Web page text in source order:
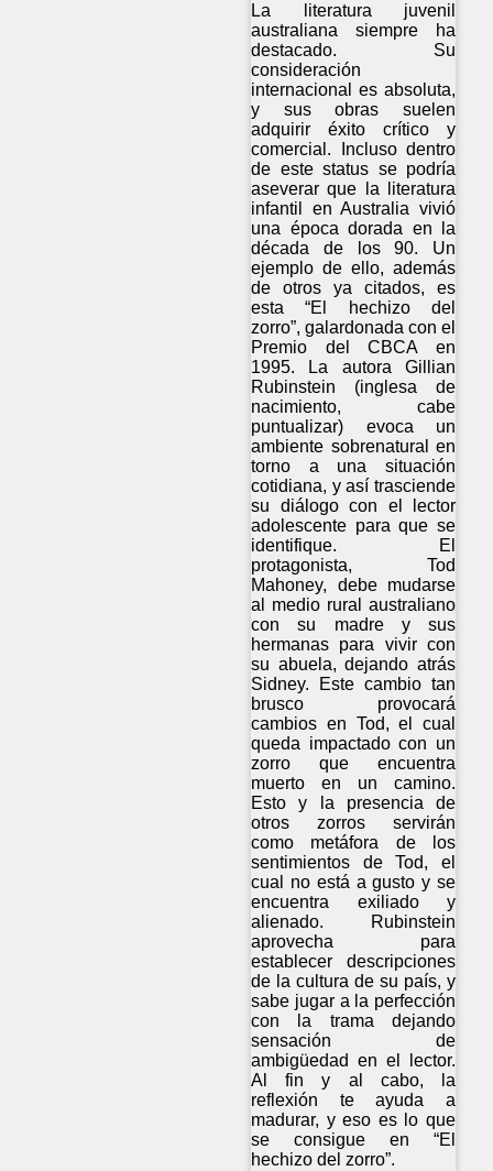
La literatura juvenil
australiana siempre ha
destacado. Su
consideración
internacional es absoluta,
y sus obras suelen
adquirir éxito crítico y
comercial. Incluso dentro
de este status se podría
aseverar que la literatura
infantil en Australia vivió
una época dorada en la
década de los 90. Un
ejemplo de ello, además
de otros ya citados, es
esta “El hechizo del
zorro”, galardonada con el
Premio del CBCA en
1995. La autora Gillian
Rubinstein (inglesa de
nacimiento, cabe
puntualizar) evoca un
ambiente sobrenatural en
torno a una situación
cotidiana, y así trasciende
su diálogo con el lector
adolescente para que se
identifique. El
protagonista, Tod
Mahoney, debe mudarse
al medio rural australiano
con su madre y sus
hermanas para vivir con
su abuela, dejando atrás
Sidney. Este cambio tan
brusco provocará
cambios en Tod, el cual
queda impactado con un
zorro que encuentra
muerto en un camino.
Esto y la presencia de
otros zorros servirán
como metáfora de los
sentimientos de Tod, el
cual no está a gusto y se
encuentra exiliado y
alienado. Rubinstein
aprovecha para
establecer descripciones
de la cultura de su país, y
sabe jugar a la perfección
con la trama dejando
sensación de
ambigüedad en el lector.
Al fin y al cabo, la
reflexión te ayuda a
madurar, y eso es lo que
se consigue en “El
hechizo del zorro”.